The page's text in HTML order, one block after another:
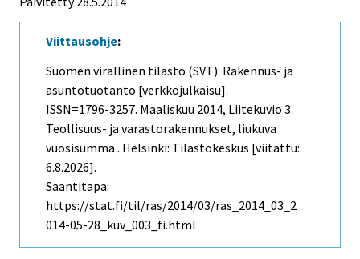
Viittausohje:
Suomen virallinen tilasto (SVT): Rakennus- ja
asuntotuotanto [verkkojulkaisu].
ISSN=1796-3257. Maaliskuu 2014, Liitekuvio 3.
Teollisuus- ja varastorakennukset, liukuva
vuosisumma . Helsinki: Tilastokeskus [viitattu:
6.8.2026].
Saantitapa:
https://stat.fi/til/ras/2014/03/ras_2014_03_2
014-05-28_kuv_003_fi.html